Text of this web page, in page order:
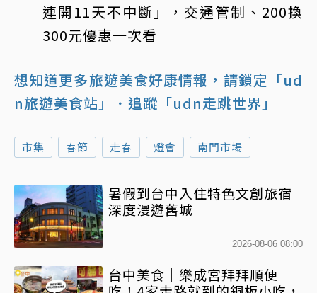
連開11天不中斷」，交通管制、200換
300元優惠一次看
想知道更多旅遊美食好康情報，請鎖定「ud
n旅遊美食站」
．追蹤「udn走跳世界」
市集 春節 走春 燈會 南門市場
暑假到台中入住特色文創旅宿
深度漫遊舊城
2026-08-06 08:00
台中美食｜樂成宮拜拜順便